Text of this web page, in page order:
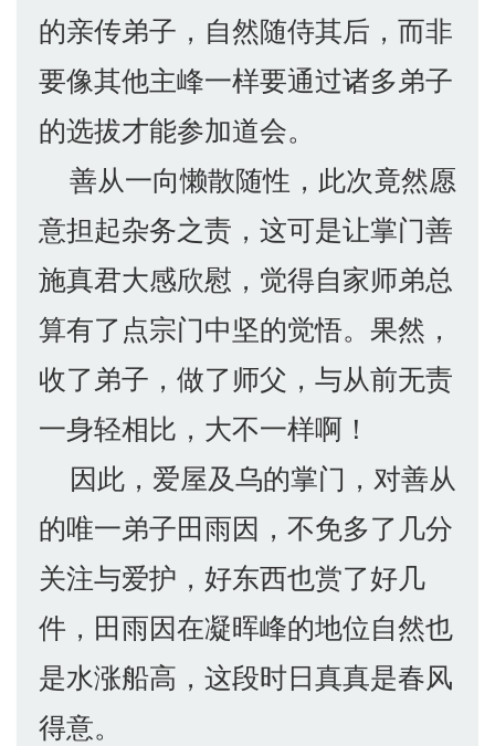
的亲传弟子，自然随侍其后，而非
要像其他主峰一样要通过诸多弟子
的选拔才能参加道会。
善从一向懒散随性，此次竟然愿
意担起杂务之责，这可是让掌门善
施真君大感欣慰，觉得自家师弟总
算有了点宗门中坚的觉悟。果然，
收了弟子，做了师父，与从前无责
一身轻相比，大不一样啊！
因此，爱屋及乌的掌门，对善从
的唯一弟子田雨因，不免多了几分
关注与爱护，好东西也赏了好几
件，田雨因在凝晖峰的地位自然也
是水涨船高，这段时日真真是春风
得意。